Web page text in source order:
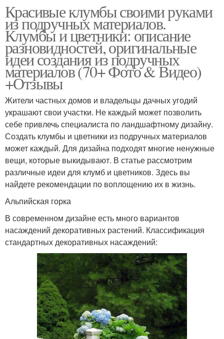
Красивые клумбы своими руками
из подручных материалов.
Клумбы и цветники: описание
разновидностей, оригинальные
идеи создания из подручных
материалов (70+ Фото & Видео)
+Отзывы
Жители частных домов и владельцы дачных угодий
украшают свои участки. Не каждый может позволить
себе привлечь специалиста по ландшафтному дизайну.
Создать клумбы и цветники из подручных материалов
может каждый. Для дизайна подходят многие ненужные
вещи, которые выкидывают. В статье рассмотрим
различные идеи для клумб и цветников. Здесь вы
найдете рекомендации по воплощению их в жизнь.
Альпийская горка
В современном дизайне есть много вариантов
насаждений декоративных растений. Классификация
стандартных декоративных насаждений: